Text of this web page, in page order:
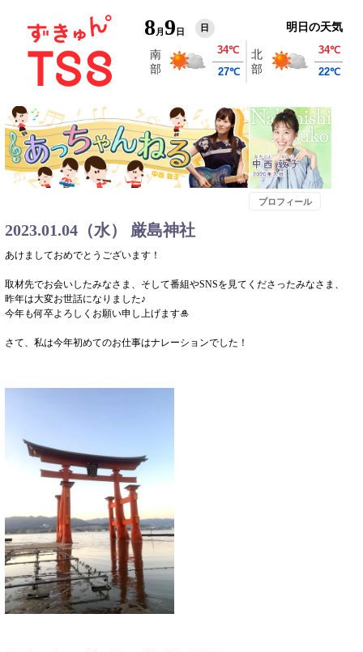
8 月9 日 日 明日の天気
プロフィール
2023.01.04（水） 厳島神社
あけましておめでとうございます！
取材先でお会いしたみなさま、そして番組やSNSを見てくださったみなさま、
昨年は大変お世話になりました♪
今年も何卒よろしくお願い申し上げます🎍
さて、私は今年初めてのお仕事はナレーションでした！